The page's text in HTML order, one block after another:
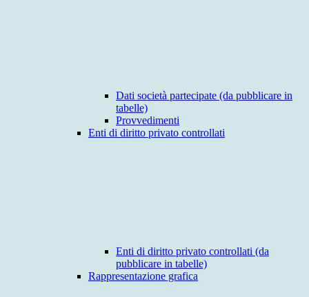
Dati società partecipate (da pubblicare in
tabelle)
Provvedimenti
Enti di diritto privato controllati
Enti di diritto privato controllati (da
pubblicare in tabelle)
Rappresentazione grafica